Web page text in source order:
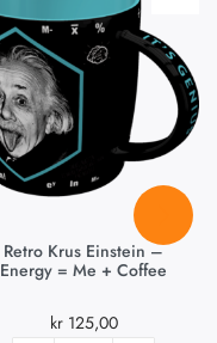
Retro Krus Einstein –
Energy = Me + Coffee
kr125,00